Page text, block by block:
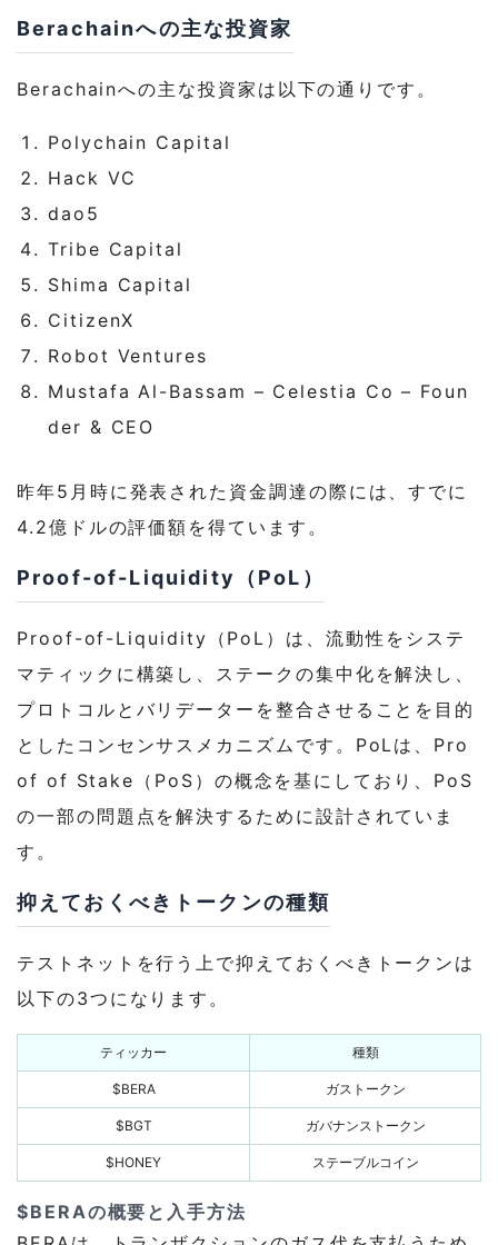
Berachainへの主な投資家
Berachainへの主な投資家は以下の通りです。
Polychain Capital
Hack VC
dao5
Tribe Capital
Shima Capital
CitizenX
Robot Ventures
Mustafa Al-Bassam – Celestia Co – Foun
der & CEO
昨年5月時に発表された資金調達の際には、すでに
4.2億ドルの評価額を得ています。
Proof-of-Liquidity（PoL）
Proof-of-Liquidity（PoL）は、流動性をシステ
マティックに構築し、ステークの集中化を解決し、
プロトコルとバリデーターを整合させることを目的
としたコンセンサスメカニズムです。PoLは、Pro
of of Stake（PoS）の概念を基にしており、PoS
の一部の問題点を解決するために設計されていま
す。
抑えておくべきトークンの種類
テストネットを行う上で抑えておくべきトークンは
以下の3つになります。
ティッカー 種類
$BERA ガストークン
$BGT ガバナンストークン
$HONEY ステーブルコイン
$BERAの概要と入手方法